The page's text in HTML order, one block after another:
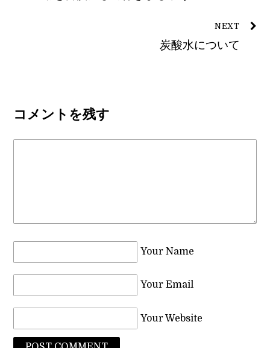
NEXT
炭酸水について
コメントを残す
Your Name
Your Email
Your Website